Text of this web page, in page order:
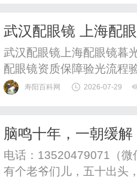
武汉配眼镜 上海配
武汉配眼镜上海配眼镜暮
配眼镜资质保障验光流程
惠，兼顾高专业度与高性
寿阳百科网 2026-07-29
脑鸣十年，一朝缓
找到了
电话：13520479071（微
有个老爷们儿，五十出头